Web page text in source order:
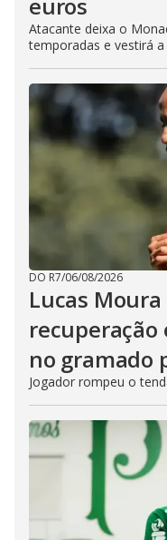
Atacante deixa o
temporadas e vestirá a
DO R7/06/08/2026
Lucas
recuperação
no gramado
Jogador rompeu o